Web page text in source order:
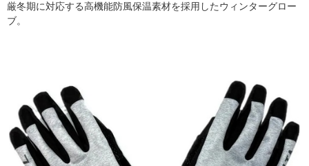
厳冬期に対応する高機能防風保温素材を採用したウィンターグロー
ブ。